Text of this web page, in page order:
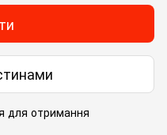
для отримання